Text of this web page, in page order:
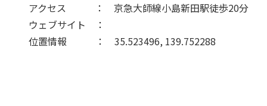
アクセス ： 京急大師線小島新田駅徒歩20分
ウェブサイト ：
位置情報 ： 35.523496, 139.752288